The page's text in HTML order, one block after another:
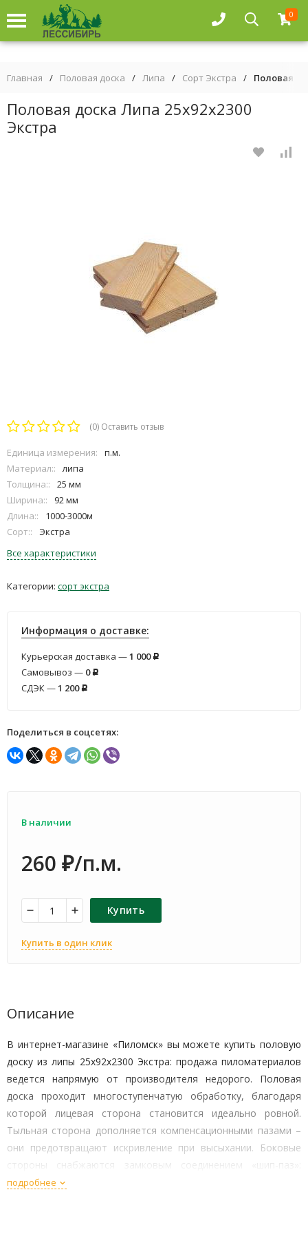
0
Главная / Половая доска / Липа / Сорт Экстра / Половая
Половая доска Липа 25х92х2300
Экстра
(0) Оставить отзыв
Единица измерения:
п.м.
Материал::
липа
Толщина::
25 мм
Ширина::
92 мм
Длина::
1000-3000м
Сорт::
Экстра
Все характеристики
Категории: сорт экстра
Информация о доставке:
Курьерская доставка —1 000 Р
Самовывоз — 0 Р
СДЭК —1 200 Р
Поделиться в соцсетях:
В наличии
260 ₽/п.м.
Купить
Купить в один клик
Описание
В интернет-магазине «Пиломск» вы можете купить половую
доску из липы 25х92х2300 Экстра: продажа пиломатериалов
ведется напрямую от производителя недорого. Половая
доска проходит многоступенчатую обработку, благодаря
которой лицевая сторона становится идеально ровной.
Тыльная сторона дополняется компенсационными пазами –
они предотвращают искривление при высыхании. Боковые
стороны снабжаются замковым соединением «шип-паз»:
система пазов и выступов позволяет собрать прочное
подробнее